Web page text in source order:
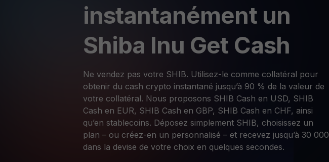
instantanément un
Shiba Inu Get Cash
Ne vendez pas votre SHIB. Utilisez-le comme collatéral pour
obtenir du cash crypto instantané jusqu’à 90 % de la valeur de
votre collatéral. Nous proposons SHIB Cash en USD, SHIB
Cash en EUR, SHIB Cash en GBP, SHIB Cash en CHF, ainsi
qu’en stablecoins. Déposez simplement SHIB, choisissez un
plan – ou créez-en un personnalisé – et recevez jusqu’à 30 000
dans la devise de votre choix en quelques secondes.